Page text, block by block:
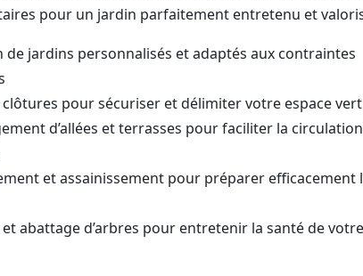
pour un jardin parfaitement entretenu et
de jardins personnalisés et adaptés aux contraintes
clôtures pour sécuriser et délimiter votre espace vert
d’allées et terrasses pour faciliter la
et assainissement pour préparer efficacement
et abattage d’arbres pour entretenir la santé de votre